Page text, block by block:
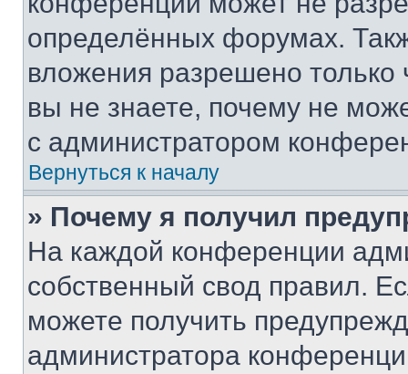
определённых форумах.
вложения разрешено
вы не знаете, почему не
с администратором
Вернуться к началу
» Почему я получил
На каждой конференции
собственный свод правил.
можете получить
администратора